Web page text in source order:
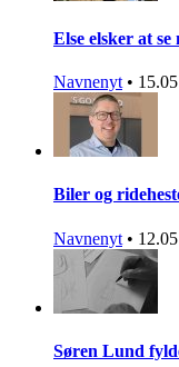
Else elsker at
Navnenyt • 15.05
Biler og
Navnenyt • 12.05
Søren Lund